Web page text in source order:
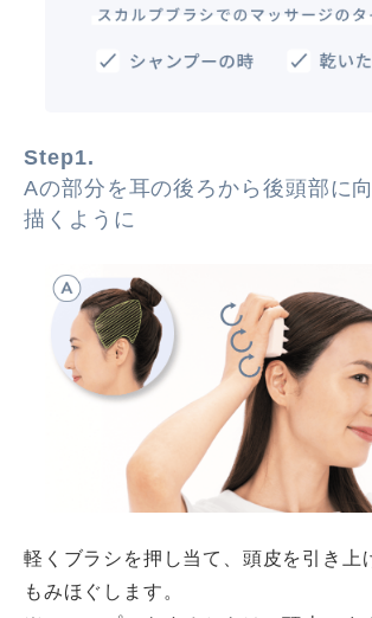
Step1.
Aの部分を耳の後ろから後頭部に
描くように
軽くブラシを押し当て、頭皮を引き上
もみほぐします。